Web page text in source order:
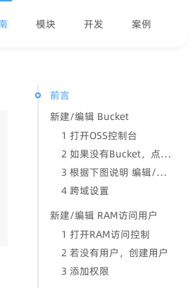
模块 开发 案例
前言
新建/编辑 Bucket
1 打开OSS控制台
2 如果没有Bucket，点击新建Bucket，如图所示：
3 根据下图说明 编辑/修改 Bucket信息：
4 跨域设置
新建/编辑 RAM访问用户
1 打开RAM访问控制
2 若没有用户，创建用户
3 添加权限